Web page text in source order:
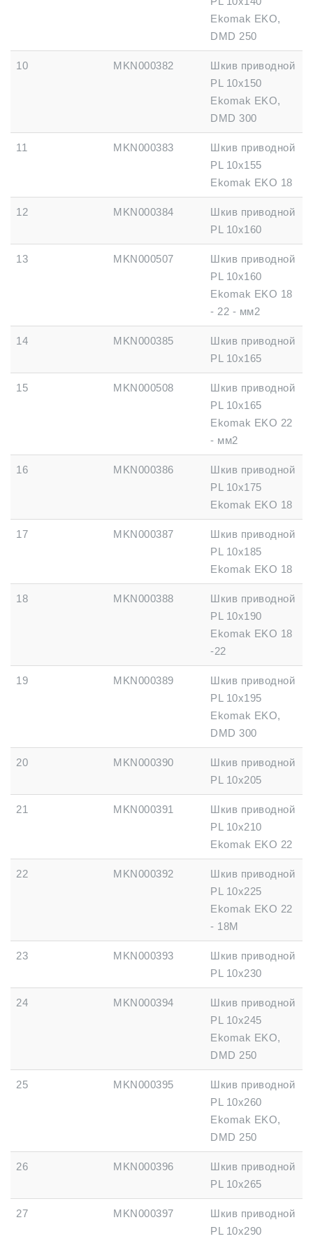
Ekomak EKO,
DMD 250
10 MKN000382
Шкив приводной
PL 10x150
Ekomak EKO,
DMD 300
11 MKN000383
Шкив приводной
PL 10x155
Ekomak EKO 18
12 MKN000384
Шкив приводной
PL 10x160
13 MKN000507
Шкив приводной
PL 10x160
Ekomak EKO 18
- 22 - мм2
14 MKN000385
Шкив приводной
PL 10x165
15 MKN000508
Шкив приводной
PL 10x165
Ekomak EKO 22
- мм2
16 MKN000386
Шкив приводной
PL 10x175
Ekomak EKO 18
17 MKN000387
Шкив приводной
PL 10x185
Ekomak EKO 18
18 MKN000388
Шкив приводной
PL 10x190
Ekomak EKO 18
-22
19 MKN000389
Шкив приводной
PL 10x195
Ekomak EKO,
DMD 300
20 MKN000390
Шкив приводной
PL 10x205
21 MKN000391
Шкив приводной
PL 10x210
Ekomak EKO 22
22 MKN000392
Шкив приводной
PL 10x225
Ekomak EKO 22
- 18M
23 MKN000393
Шкив приводной
PL 10x230
24 MKN000394
Шкив приводной
PL 10x245
Ekomak EKO,
DMD 250
25 MKN000395
Шкив приводной
PL 10x260
Ekomak EKO,
DMD 250
26 MKN000396
Шкив приводной
PL 10x265
27 MKN000397
Шкив приводной
PL 10x290